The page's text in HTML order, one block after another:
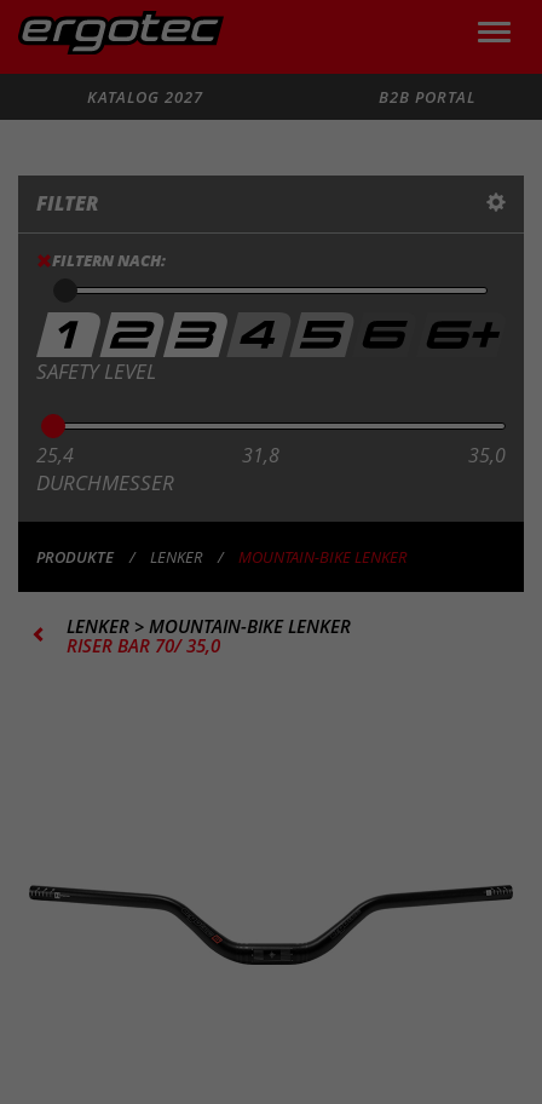
Toggle
KATALOG 2027
B2B PORTAL
FILTER
FILTERN NACH:
SAFETY LEVEL
25,4 31,8 35,0
DURCHMESSER
PRODUKTE LENKER MOUNTAIN-BIKE LENKER
LENKER > MOUNTAIN-BIKE LENKER
RISER BAR 70/ 35,0